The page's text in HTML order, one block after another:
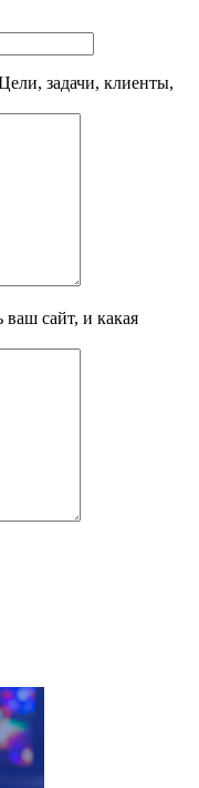
задачи, клиенты,
сайт, и какая